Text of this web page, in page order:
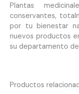
Plantas
conservantes,
por tu bienestar
nuevos productos
su departamento de
Productos